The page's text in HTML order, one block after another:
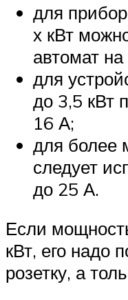
для
х кВт
автомат
для
до 3,5 кВт
16 А;
для более
следует
до 25 А.
Если
кВт, его надо
розетку, а